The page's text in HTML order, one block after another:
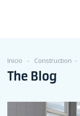
Inicio Construction
The Blog